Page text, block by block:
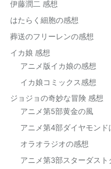
伊藤潤二 感想
はたらく細胞の感想
葬送のフリーレンの感想
イカ娘 感想
アニメ版イカ娘の感想
イカ娘コミックス感想
ジョジョの奇妙な冒険 感想
アニメ第5部黄金の風
アニメ第4部ダイヤモンド
オラオラジオの感想
アニメ第3部スターダス